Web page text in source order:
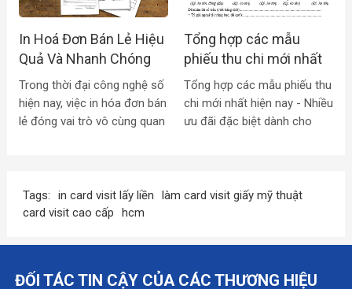
In Hoá Đơn Bán Lẻ Hiệu
Quả Và Nhanh Chóng
Trong thời đại công nghệ số
hiện nay, việc in hóa đơn bán
lẻ đóng vai trò vô cùng quan
không chỉ giúp ghi chép giao
dịch, quản lý thu chi mà còn
quả để thu hút khách hàng
Tổng hợp các mẫu
phiếu thu chi mới nhất
trên thị trường
Tổng hợp các mẫu phiếu thu
chi mới nhất hiện nay - Nhiều
ưu đãi đặc biệt dành cho
lân cận.
Tags: in card visit lấy liền
làm card visit giấy mỹ thuật
card visit cao cấp
hcm
ĐỐI TÁC TIN CẬY CỦA CÁC THƯƠNG HIỆU